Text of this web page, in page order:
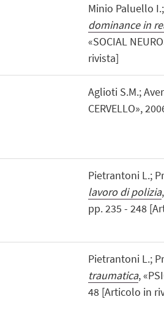
Minio Paluello
dominance in
«SOCIAL
rivista]
Aglioti S.M.;
CERVELLO»,
Pietrantoni L.;
lavoro di polizia
pp. 235 - 248
Pietrantoni L.;
traumatica,
48 [Articolo in